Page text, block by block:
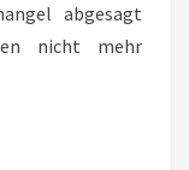
abgesagt
nicht mehr